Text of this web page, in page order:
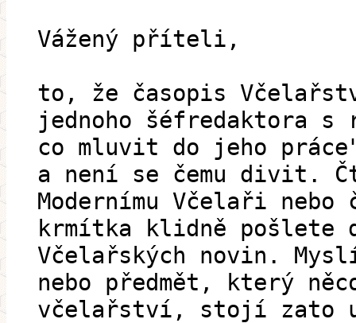
Vážený příteli,
to, že časopis
jednoho šéfredaktora s
co mluvit do jeho
a není se čemu divit.
Modernímu Včelaři
krmítka klidně pošlete
Včelařských novin.
nebo předmět, který
včelařství, stojí zato